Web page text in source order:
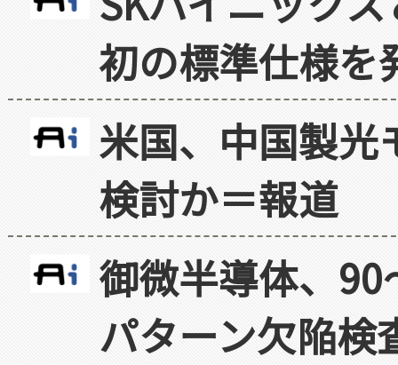
初の標準仕様を
米国、中国製光
検討か＝報道
御微半導体、
パターン欠陥検